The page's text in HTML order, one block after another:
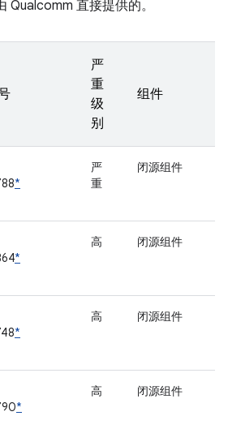
Qualcomm 直接提供的。
严
重
级
别
组件
*
严
重
闭源组件
*
高 闭源组件
*
高 闭源组件
*
高 闭源组件